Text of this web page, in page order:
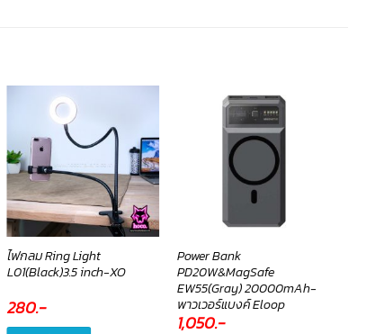
ไฟกลม Ring Light
L01(Black)3.5 inch-XO
280.-
Power Bank
PD20W&MagSafe
EW55(Gray) 20000mAh-
พาวเวอร์แบงค์ Eloop
1,050.-